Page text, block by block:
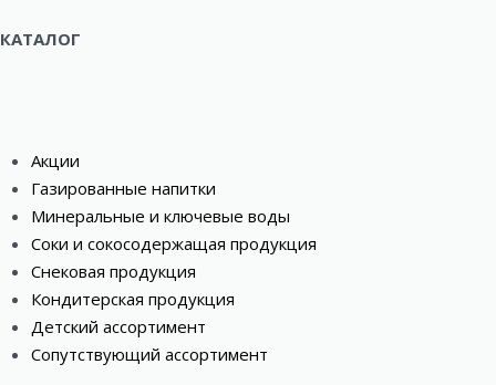
КАТАЛОГ
Акции
Газированные напитки
Минеральные и ключевые воды
Соки и сокосодержащая продукция
Снековая продукция
Кондитерская продукция
Детский ассортимент
Сопутствующий ассортимент